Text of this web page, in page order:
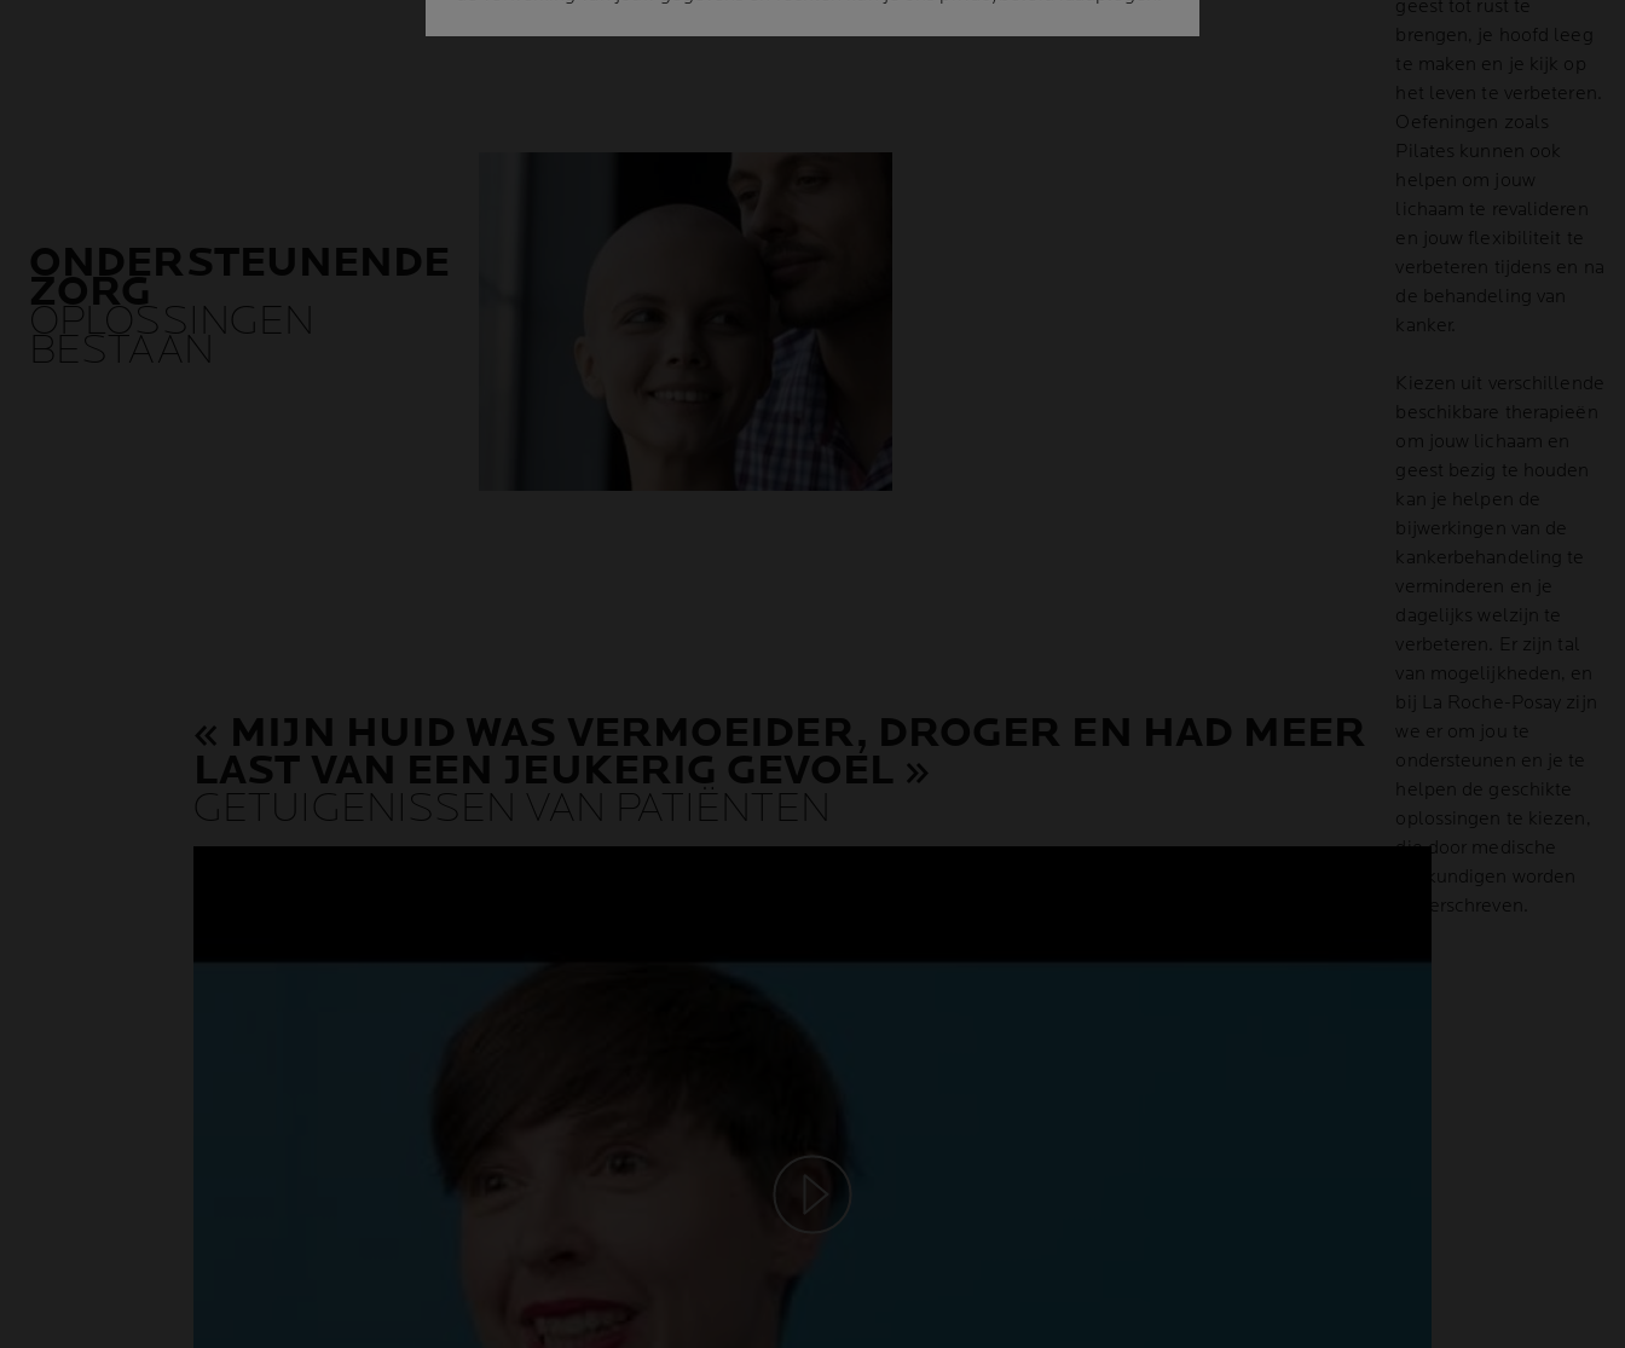
ONDERSTEUNENDE
ZORG
OPLOSSINGEN
BESTAAN
geest tot rust te
brengen, je hoofd leeg
te maken en je kijk op
het leven te verbeteren.
Oefeningen zoals
Pilates kunnen ook
helpen om jouw
lichaam te revalideren
en jouw flexibiliteit te
verbeteren tijdens en na
de behandeling van
kanker.
Kiezen uit verschillende
beschikbare therapieën
om jouw lichaam en
geest bezig te houden
kan je helpen de
bijwerkingen van de
kankerbehandeling te
verminderen en je
dagelijks welzijn te
verbeteren. Er zijn tal
van mogelijkheden, en
bij La Roche-Posay zijn
we er om jou te
ondersteunen en je te
helpen de geschikte
oplossingen te kiezen,
die door medische
deskundigen worden
onderschreven.
« MIJN HUID WAS VERMOEIDER, DROGER EN HAD MEER
LAST VAN EEN JEUKERIG GEVOEL »
GETUIGENISSEN VAN PATIËNTEN
Play video